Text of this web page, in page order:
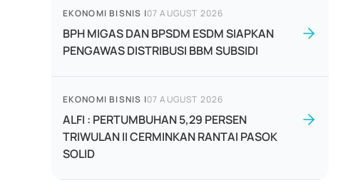
EKONOMI BISNIS |07 AUGUST 2026
BPH MIGAS DAN BPSDM ESDM SIAPKAN
PENGAWAS DISTRIBUSI BBM SUBSIDI
EKONOMI BISNIS |07 AUGUST 2026
ALFI : PERTUMBUHAN 5,29 PERSEN
TRIWULAN II CERMINKAN RANTAI PASOK
SOLID